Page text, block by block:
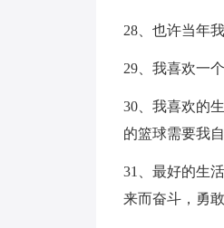
28、也许当年
29、我喜欢一
30、我喜欢的
的篮球需要我
31、最好的生
来而奋斗，勇